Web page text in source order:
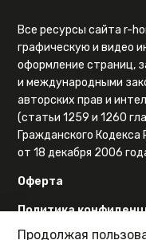
Все ресурсы сайта r-
графическую и видео
оформление страниц,
и международными
авторских прав и
(статьи 1259 и 1260
Гражданского
от 18 декабря 2006
Оферта
Политика
Продолжая